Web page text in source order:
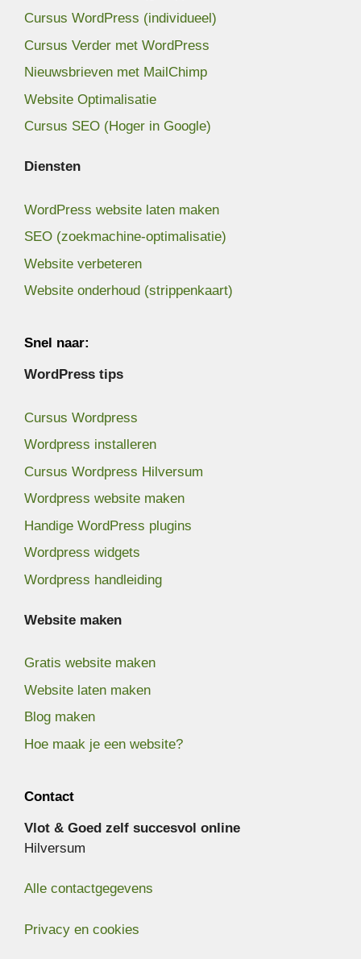
Cursus WordPress (individueel)
Cursus Verder met WordPress
Nieuwsbrieven met MailChimp
Website Optimalisatie
Cursus SEO (Hoger in Google)
Diensten
WordPress website laten maken
SEO (zoekmachine-optimalisatie)
Website verbeteren
Website onderhoud (strippenkaart)
Snel naar:
WordPress tips
Cursus Wordpress
Wordpress installeren
Cursus Wordpress Hilversum
Wordpress website maken
Handige WordPress plugins
Wordpress widgets
Wordpress handleiding
Website maken
Gratis website maken
Website laten maken
Blog maken
Hoe maak je een website?
Contact
Vlot & Goed zelf succesvol online
Hilversum
Alle contactgegevens
Privacy en cookies